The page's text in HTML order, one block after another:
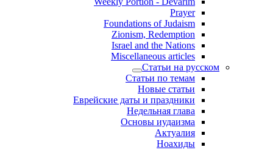
Prayer
Foundations of Judaism
Zionism, Redemption
Israel and the Nations
Miscellaneous articles
Статьи на русском
Статьи по темам
Новые статьи
Еврейские даты и праздники
Недельная глава
Основы иудаизма
Актуалия
Ноахиды